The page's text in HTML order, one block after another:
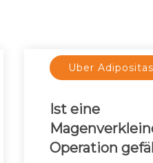
Uber
Ist eine
Operation